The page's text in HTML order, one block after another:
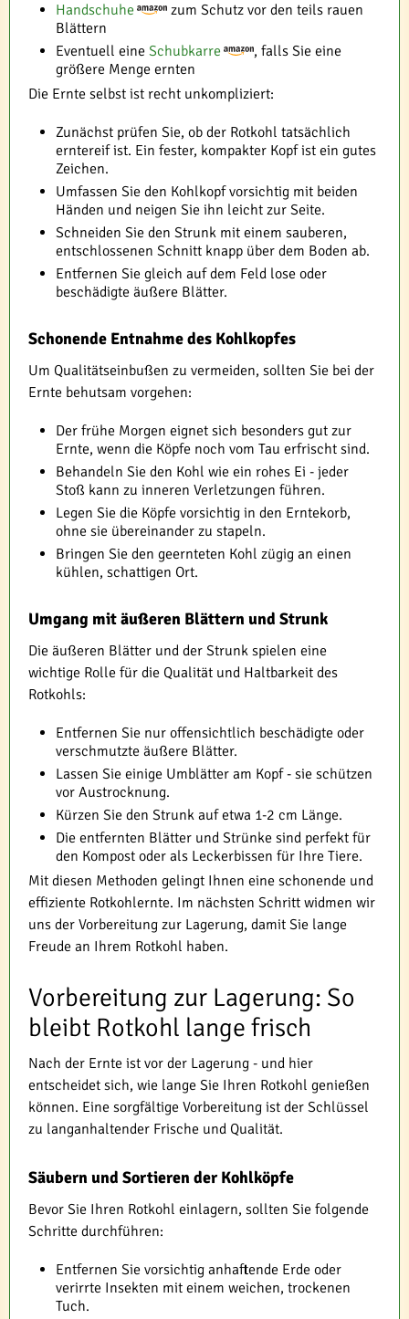
Handschuhe
zum Schutz vor den teils rauen
Blättern
Eventuell eine Schubkarre
, falls Sie eine
größere Menge ernten
Die Ernte selbst ist recht unkompliziert:
Zunächst prüfen Sie, ob der Rotkohl tatsächlich
erntereif ist. Ein fester, kompakter Kopf ist ein gutes
Zeichen.
Umfassen Sie den Kohlkopf vorsichtig mit beiden
Händen und neigen Sie ihn leicht zur Seite.
Schneiden Sie den Strunk mit einem sauberen,
entschlossenen Schnitt knapp über dem Boden ab.
Entfernen Sie gleich auf dem Feld lose oder
beschädigte äußere Blätter.
Schonende Entnahme des Kohlkopfes
Um Qualitätseinbußen zu vermeiden, sollten Sie bei der
Ernte behutsam vorgehen:
Der frühe Morgen eignet sich besonders gut zur
Ernte, wenn die Köpfe noch vom Tau erfrischt sind.
Behandeln Sie den Kohl wie ein rohes Ei - jeder
Stoß kann zu inneren Verletzungen führen.
Legen Sie die Köpfe vorsichtig in den Erntekorb,
ohne sie übereinander zu stapeln.
Bringen Sie den geernteten Kohl zügig an einen
kühlen, schattigen Ort.
Umgang mit äußeren Blättern und Strunk
Die äußeren Blätter und der Strunk spielen eine
wichtige Rolle für die Qualität und Haltbarkeit des
Rotkohls:
Entfernen Sie nur offensichtlich beschädigte oder
verschmutzte äußere Blätter.
Lassen Sie einige Umblätter am Kopf - sie schützen
vor Austrocknung.
Kürzen Sie den Strunk auf etwa 1-2 cm Länge.
Die entfernten Blätter und Strünke sind perfekt für
den Kompost oder als Leckerbissen für Ihre Tiere.
Mit diesen Methoden gelingt Ihnen eine schonende und
effiziente Rotkohlernte. Im nächsten Schritt widmen wir
uns der Vorbereitung zur Lagerung, damit Sie lange
Freude an Ihrem Rotkohl haben.
Vorbereitung zur Lagerung: So
bleibt Rotkohl lange frisch
Nach der Ernte ist vor der Lagerung - und hier
entscheidet sich, wie lange Sie Ihren Rotkohl genießen
können. Eine sorgfältige Vorbereitung ist der Schlüssel
zu langanhaltender Frische und Qualität.
Säubern und Sortieren der Kohlköpfe
Bevor Sie Ihren Rotkohl einlagern, sollten Sie folgende
Schritte durchführen:
Entfernen Sie vorsichtig anhaftende Erde oder
verirrte Insekten mit einem weichen, trockenen
Tuch.